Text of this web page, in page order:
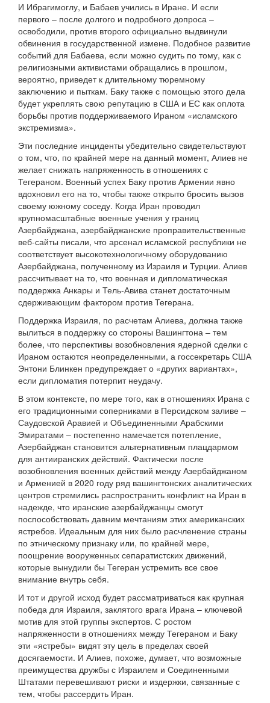
И Ибрагимоглу, и Бабаев учились в Иране. И если
первого – после долгого и подробного допроса –
освободили, против второго официально выдвинули
обвинения в государственной измене. Подобное развитие
событий для Бабаева, если можно судить по тому, как с
религиозными активистами обращались в прошлом,
вероятно, приведет к длительному тюремному
заключению и пыткам. Баку также с помощью этого дела
будет укреплять свою репутацию в США и ЕС как оплота
борьбы против поддерживаемого Ираном «исламского
экстремизма».
Эти последние инциденты убедительно свидетельствуют
о том, что, по крайней мере на данный момент, Алиев не
желает снижать напряженность в отношениях с
Тегераном. Военный успех Баку против Армении явно
вдохновил его на то, чтобы также открыто бросить вызов
своему южному соседу. Когда Иран проводил
крупномасштабные военные учения у границ
Азербайджана, азербайджанские проправительственные
веб-сайты писали, что арсенал исламской республики не
соответствует высокотехнологичному оборудованию
Азербайджана, полученному из Израиля и Турции. Алиев
рассчитывает на то, что военная и дипломатическая
поддержка Анкары и Тель-Авива станет достаточным
сдерживающим фактором против Тегерана.
Поддержка Израиля, по расчетам Алиева, должна также
вылиться в поддержку со стороны Вашингтона – тем
более, что перспективы возобновления ядерной сделки с
Ираном остаются неопределенными, а госсекретарь США
Энтони Блинкен предупреждает о «других вариантах»,
если дипломатия потерпит неудачу.
В этом контексте, по мере того, как в отношениях Ирана с
его традиционными соперниками в Персидском заливе –
Саудовской Аравией и Объединенными Арабскими
Эмиратами – постепенно намечается потепление,
Азербайджан становится альтернативным плацдармом
для антииранских действий. Фактически после
возобновления военных действий между Азербайджаном
и Арменией в 2020 году ряд вашингтонских аналитических
центров стремились распространить конфликт на Иран в
надежде, что иранские азербайджанцы смогут
поспособствовать давним мечтаниям этих американских
ястребов. Идеальным для них было расчленение страны
по этническому признаку или, по крайней мере,
поощрение вооруженных сепаратистских движений,
которые вынудили бы Тегеран устремить все свое
внимание внутрь себя.
И тот и другой исход будет рассматриваться как крупная
победа для Израиля, заклятого врага Ирана – ключевой
мотив для этой группы экспертов. С ростом
напряженности в отношениях между Тегераном и Баку
эти «ястребы» видят эту цель в пределах своей
досягаемости. И Алиев, похоже, думает, что возможные
преимущества дружбы с Израилем и Соединенными
Штатами перевешивают риски и издержки, связанные с
тем, чтобы рассердить Иран.